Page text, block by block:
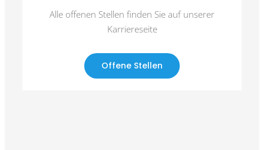
Alle offenen Stellen finden Sie auf unserer
Karriereseite
Offene Stellen